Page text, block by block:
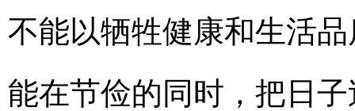
不能以牺牲健康和生活
能在节俭的同时，把日